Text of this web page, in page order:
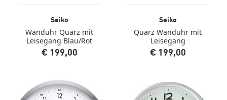
Seiko
Wanduhr Quarz mit
Leisegang Blau/Rot
€ 199,00
Seiko
Quarz Wanduhr mit
Leisegang
€ 199,00